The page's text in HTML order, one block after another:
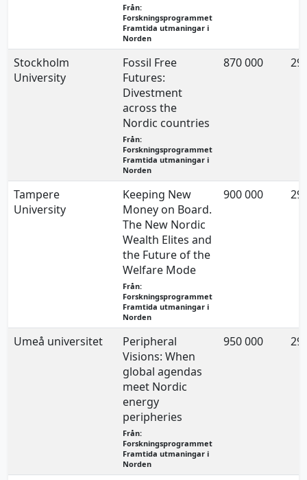
Från:
Forskningsprogrammet
Framtida utmaningar i
Norden
Stockholm
University
Fossil Free
Futures:
Divestment
across the
Nordic countries
Från:
Forskningsprogrammet
Framtida utmaningar i
Norden
870 000
Tampere
University
Keeping New
Money on Board.
The New Nordic
Wealth Elites and
the Future of the
Welfare Mode
Från:
Forskningsprogrammet
Framtida utmaningar i
Norden
900 000
Umeå universitet
Peripheral
Visions: When
global agendas
meet Nordic
energy
peripheries
Från:
Forskningsprogrammet
Framtida utmaningar i
Norden
950 000